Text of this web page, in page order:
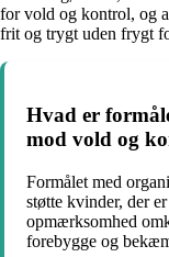
for vold og kontrol, og
frit og trygt uden frygt
Hvad er
mod vold og
Formålet med
støtte kvinder, der
opmærksomhed
forebygge og